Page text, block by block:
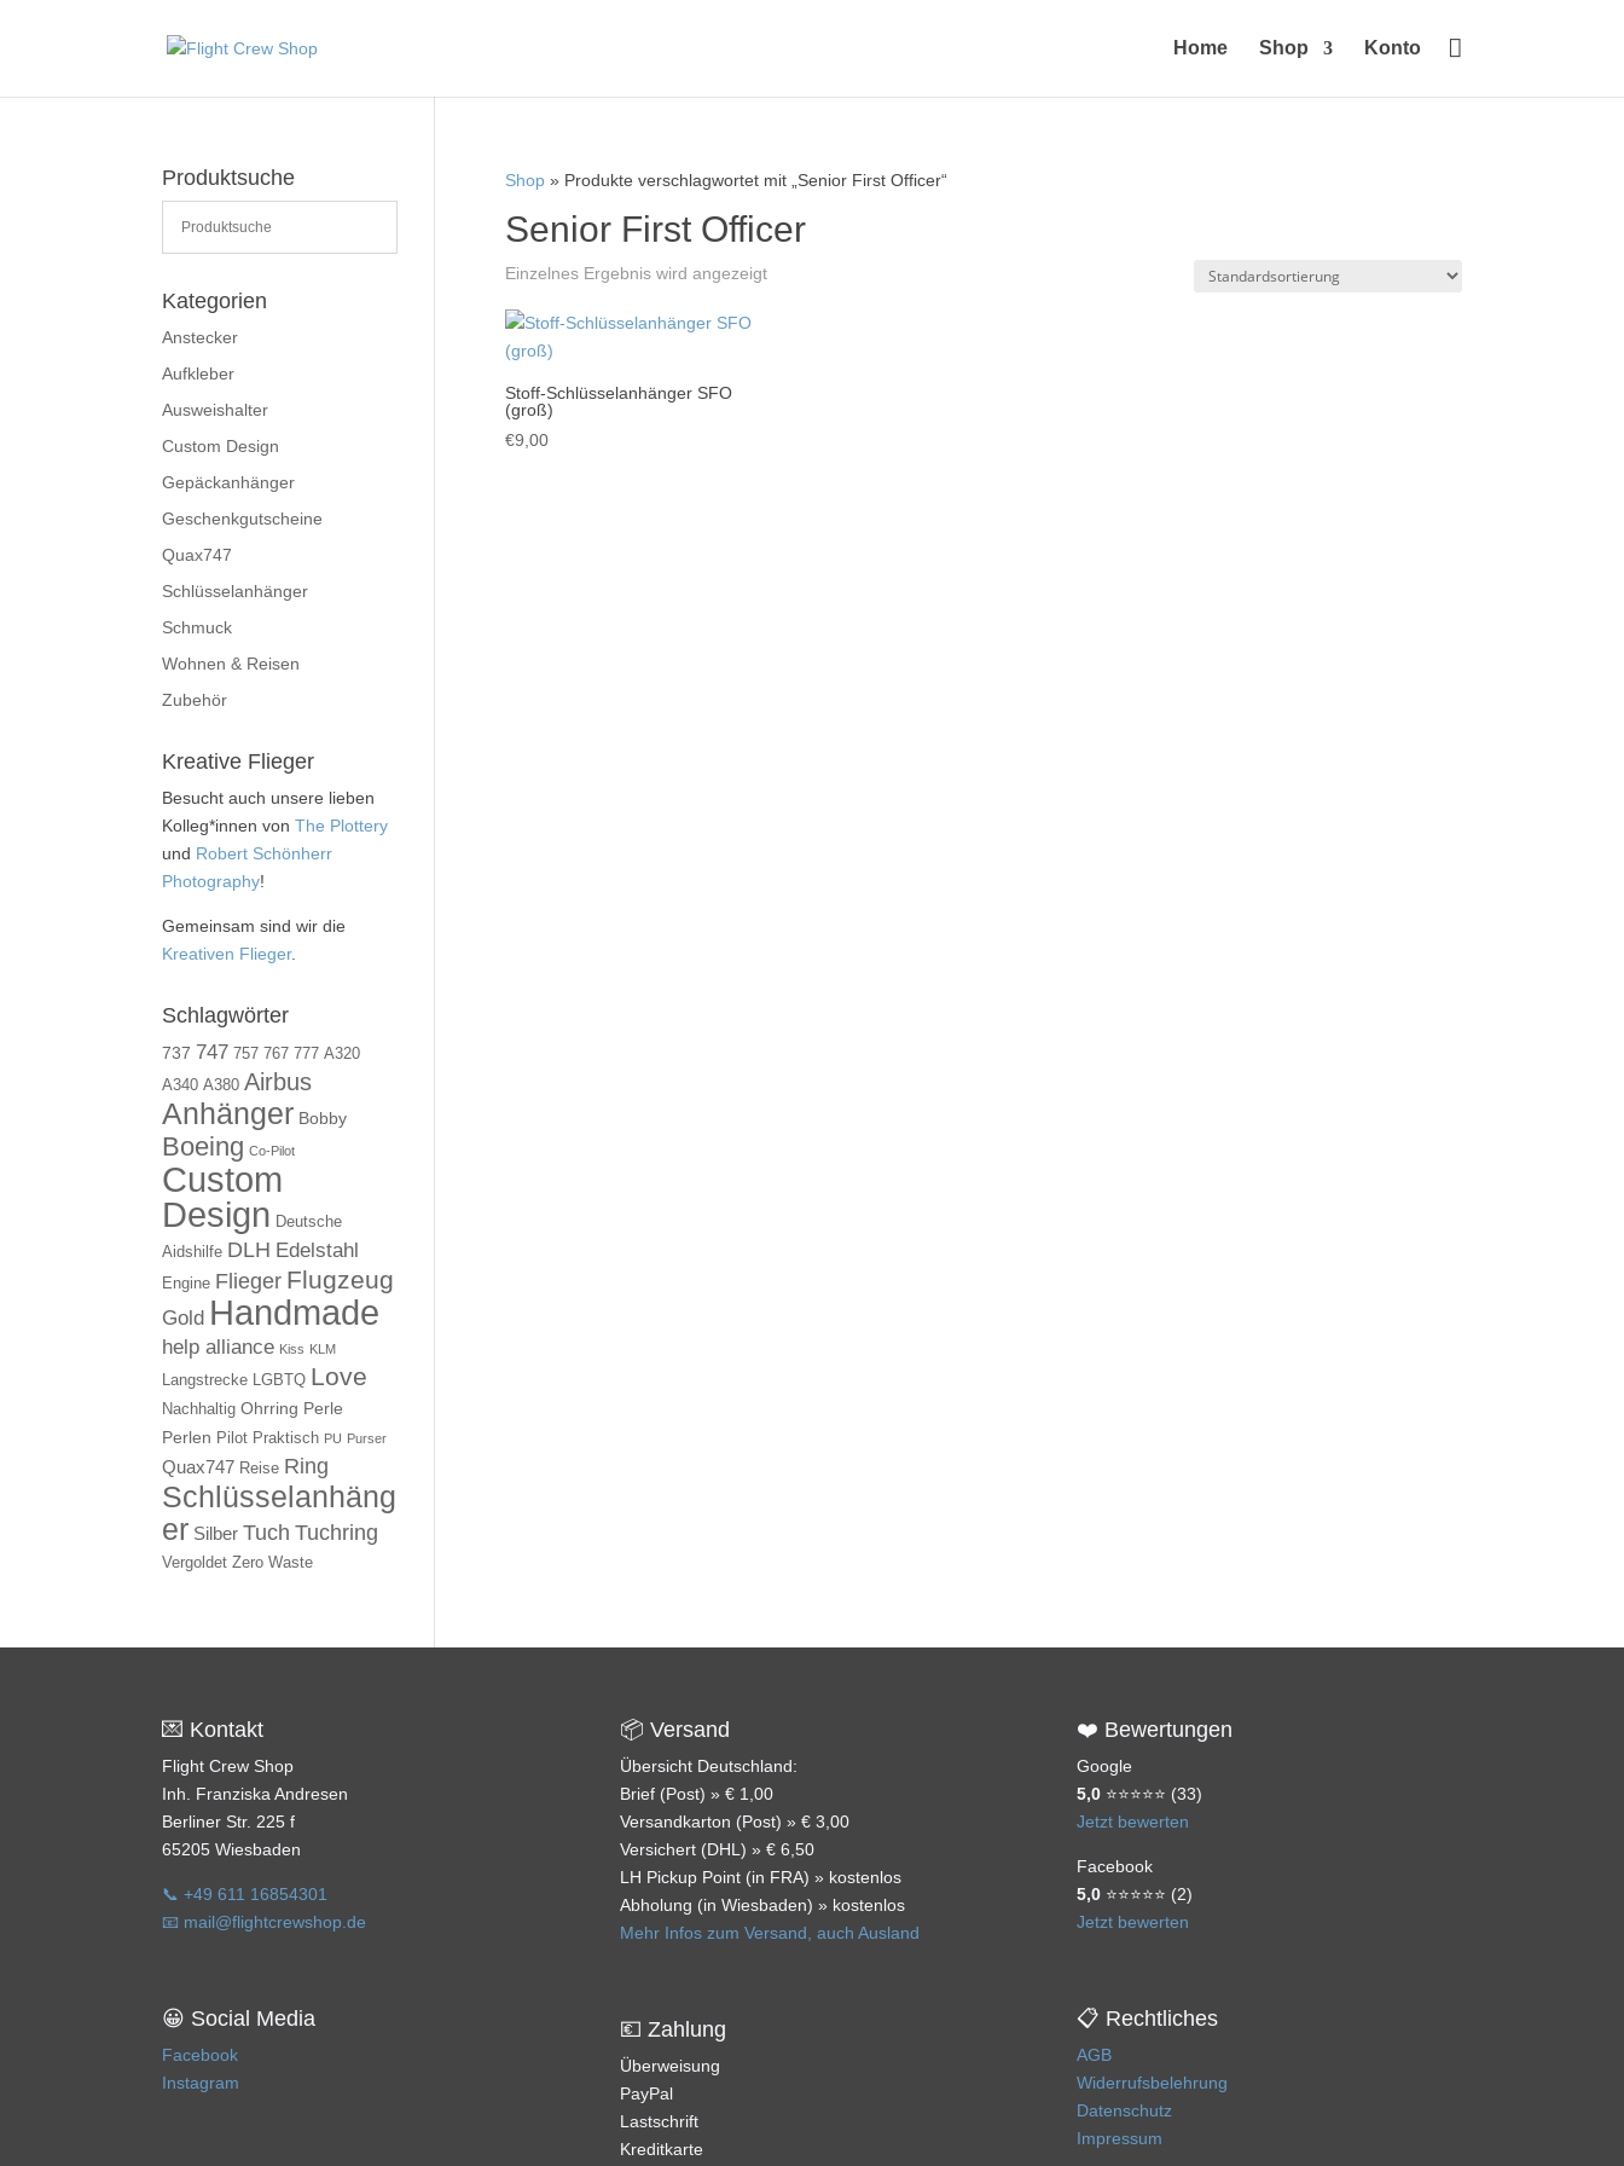
Home Shop Konto 
Shop» Produkte verschlagwortet mit „Senior First Officer“
Senior First Officer
Einzelnes Ergebnis wird angezeigt
Stoff-Schlüsselanhänger SFO
(groß)
€9,00
Produktsuche
Kategorien
Anstecker
Aufkleber
Ausweishalter
Custom Design
Gepäckanhänger
Geschenkgutscheine
Quax747
Schlüsselanhänger
Schmuck
Wohnen & Reisen
Zubehör
Kreative Flieger
Besucht auch unsere lieben
Kolleg*innen vonThe Plottery
und Robert Schönherr
Photography!
Gemeinsam sind wir die
Kreativen Flieger.
Schlagwörter
737 747 757 767 777 A320
A340 A380 Airbus
Anhänger Bobby
Boeing Co-Pilot
Custom
Design Deutsche
Aidshilfe DLH Edelstahl
Engine Flieger Flugzeug
Gold Handmade
help alliance Kiss KLM
Langstrecke LGBTQ Love
Nachhaltig Ohrring Perle
Perlen Pilot Praktisch PU Purser
Quax747 Reise Ring
Schlüsselanhäng
er Silber Tuch Tuchring
Vergoldet Zero Waste
💌 Kontakt
Flight Crew Shop
Inh. Franziska Andresen
Berliner Str. 225 f
65205 Wiesbaden
📞 +49 611 16854301
📧 mail@flightcrewshop.de
😀 Social Media
Facebook
Instagram
📦 Versand
Übersicht Deutschland:
Brief (Post) » € 1,00
Versandkarton (Post) » € 3,00
Versichert (DHL) » € 6,50
LH Pickup Point (in FRA) » kostenlos
Abholung (in Wiesbaden) » kostenlos
Mehr Infos zum Versand, auch Ausland
💶 Zahlung
Überweisung
PayPal
Lastschrift
Kreditkarte
❤️ Bewertungen
Google
5,0⭐⭐⭐⭐⭐ (33)
Jetzt bewerten
Facebook
5,0⭐⭐⭐⭐⭐ (2)
Jetzt bewerten
📋 Rechtliches
AGB
Widerrufsbelehrung
Datenschutz
Impressum